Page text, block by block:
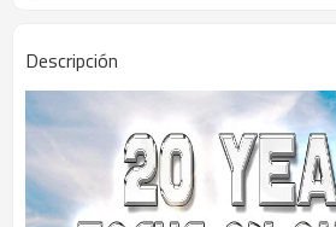
Descripción